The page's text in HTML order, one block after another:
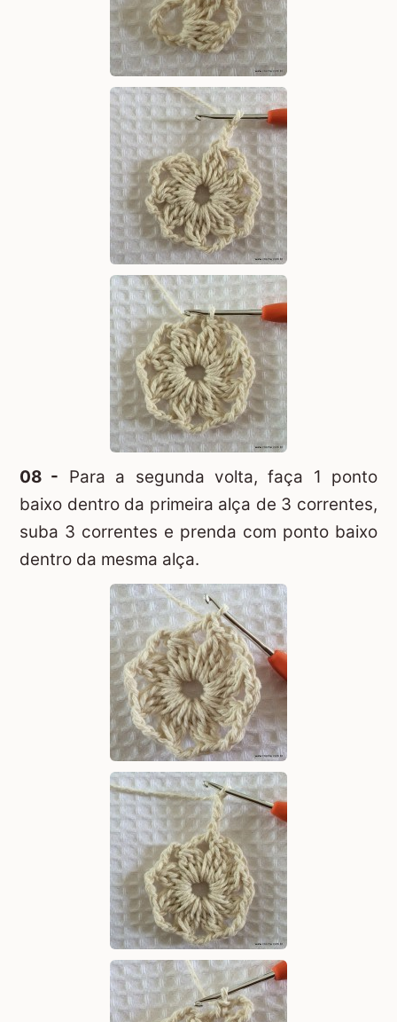
08 - Para a segunda volta, faça 1 ponto
baixo dentro da primeira alça de 3 correntes,
suba 3 correntes e prenda com ponto baixo
dentro da mesma alça.